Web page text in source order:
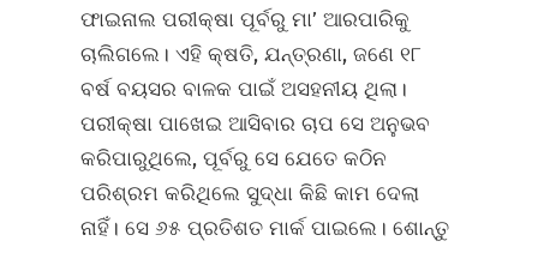
ଫାଇନାଲ ପରୀକ୍ଷା ପୂର୍ବରୁ ମା’ ଆରପାରିକୁ
ଚାଲିଗଲେ। ଏହି କ୍ଷତି, ଯନ୍ତ୍ରଣା, ଜଣେ ୧୮
ବର୍ଷ ବୟସର ବାଳକ ପାଇଁ ଅସହନୀୟ ଥିଲା।
ପରୀକ୍ଷା ପାଖେଇ ଆସିବାର ଚାପ ସେ ଅନୁଭବ
କରିପାରୁଥିଲେ, ପୂର୍ବରୁ ସେ ଯେତେ କଠିନ
ପରିଶ୍ରମ କରିଥିଲେ ସୁଦ୍ଧା କିଛି କାମ ଦେଲା
ନାହିଁ। ସେ ୬୫ ପ୍ରତିଶତ ମାର୍କ ପାଇଲେ। ଶୋନ୍ତୁ